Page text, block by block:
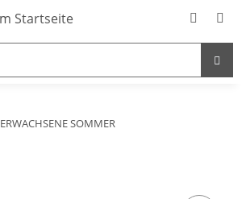
ERWACHSENE SOMMER